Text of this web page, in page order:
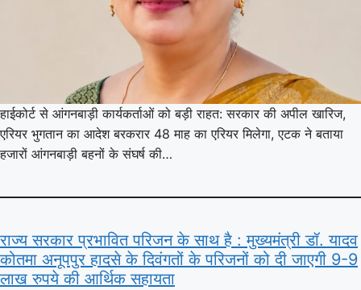
हाईकोर्ट से आंगनबाड़ी कार्यकर्ताओं को बड़ी राहत: सरकार की अपील खारिज,
एरियर भुगतान का आदेश बरकरार 48 माह का एरियर मिलेगा, एटक ने बताया
हजारों आंगनबाड़ी बहनों के संघर्ष की…
राज्य सरकार प्रभावित परिजन के साथ है : मुख्यमंत्री डॉ. यादव
कोतमा अनूपपुर हादसे के दिवंगतों के परिजनों को दी जाएगी 9-9
लाख रुपये की आर्थिक सहायता